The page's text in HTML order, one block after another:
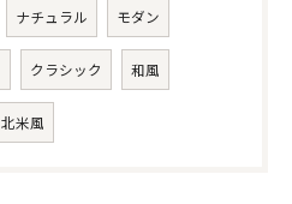
ナチュラル モダン
クラシック 和風
北米風